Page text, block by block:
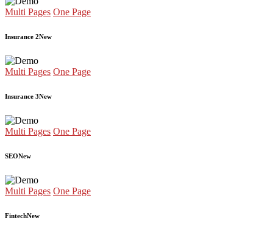
Multi Pages One Page
Insurance 2New
Multi Pages One Page
Insurance 3New
Multi Pages One Page
SEONew
Multi Pages One Page
FintechNew